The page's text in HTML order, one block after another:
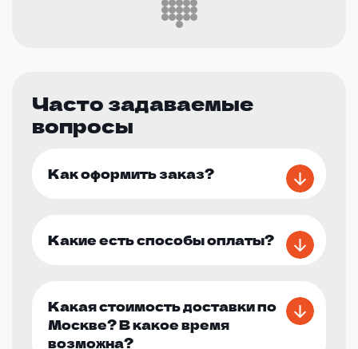
Часто задаваемые
вопросы
Как оформить заказ?
Какие есть способы оплаты?
Какая стоимость доставки по
Москве? В какое время
возможна?